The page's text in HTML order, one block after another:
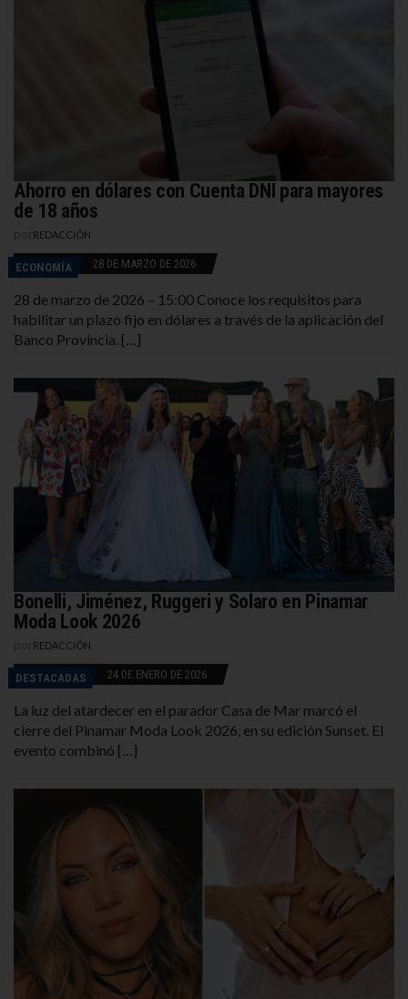
Ahorro en dólares con Cuenta DNI para mayores
de 18 años
REDACCIÓN
ECONOMÍA 28 DE MARZO DE 2026
28 de marzo de 2026 – 15:00 Conoce los requisitos para
habilitar un plazo fijo en dólares a través de la aplicación del
Banco Provincia. […]
Bonelli, Jiménez, Ruggeri y Solaro en Pinamar
Moda Look 2026
REDACCIÓN
DESTACADAS 24 DE ENERO DE 2026
La luz del atardecer en el parador Casa de Mar marcó el
cierre del Pinamar Moda Look 2026, en su edición Sunset. El
evento combinó […]